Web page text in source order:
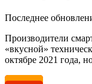
Последнее
Производители
«вкусной»
октябре 2021 года,